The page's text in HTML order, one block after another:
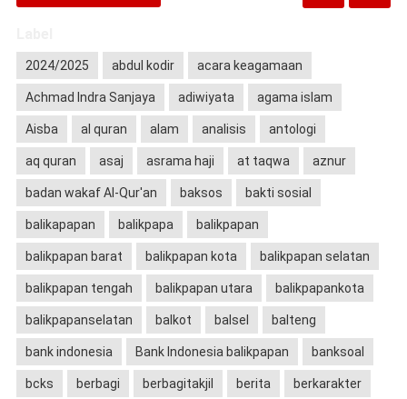
2024/2025 abdul kodir acara keagamaan
Achmad Indra Sanjaya adiwiyata agama islam
Aisba al quran alam analisis antologi
aq quran asaj asrama haji at taqwa aznur
badan wakaf Al-Qur'an baksos bakti sosial
balikapapan balikpapa balikpapan
balikpapan barat balikpapan kota balikpapan selatan
balikpapan tengah balikpapan utara balikpapankota
balikpapanselatan balkot balsel balteng
bank indonesia Bank Indonesia balikpapan banksoal
bcks berbagi berbagitakjil berita berkarakter